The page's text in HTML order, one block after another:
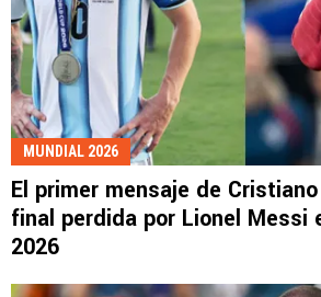
MUNDIAL 2026
El primer mensaje de
final perdida por Lionel Messi
2026